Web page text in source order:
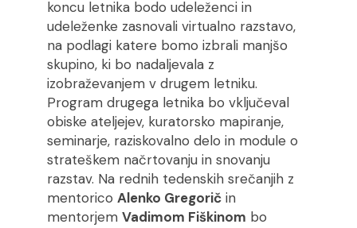
koncu letnika bodo udeleženci in
udeleženke zasnovali virtualno razstavo,
na podlagi katere bomo izbrali manjšo
skupino, ki bo nadaljevala z
izobraževanjem v drugem letniku.
Program drugega letnika bo vključeval
obiske ateljejev, kuratorsko mapiranje,
seminarje, raziskovalno delo in module o
strateškem načrtovanju in snovanju
razstav. Na rednih tedenskih srečanjih z
mentorico Alenko Gregoričin
mentorjem Vadimom Fiškinom bo